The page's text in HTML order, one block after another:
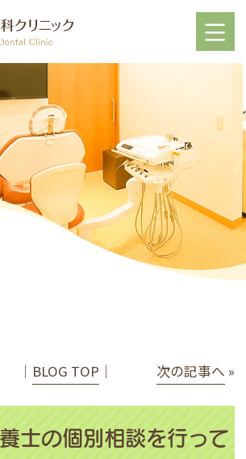
│ BLOG TOP │ 次の記事へ »
士の個別相談を行って